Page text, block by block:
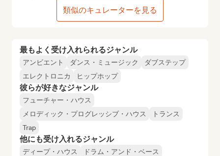
最もよく受け入れられるジャンル
アンビエント ダンス・ミュージック
ダブステップ
エレクトロニカ
ヒップホップ
彼らが好きなジャンル
フューチャー・ハウス
メロディック・プログレッシブ・ハウス
トランス
Trap
他にも受け入れるジャンル
ディープ・ハウス
ドラム・アンド・ベース
類似のキュレーターを見る